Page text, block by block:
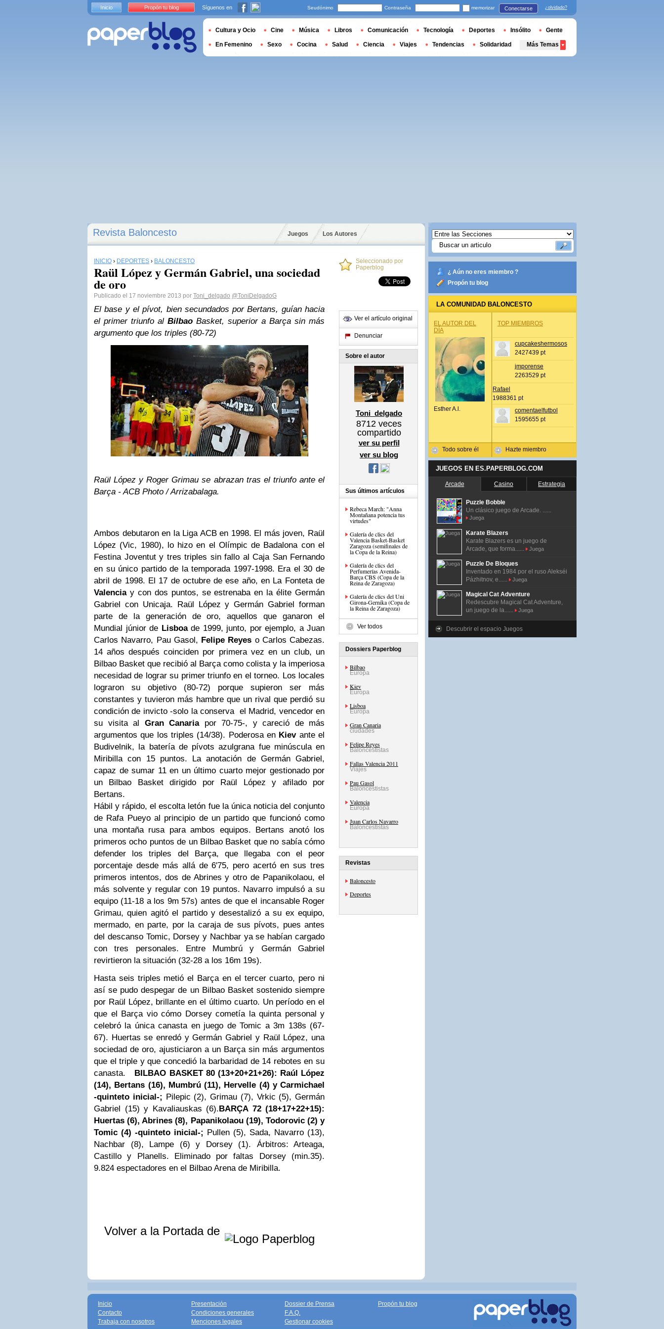
Revista Baloncesto Juegos Los Autores
INICIO › DEPORTES › BALONCESTO
Raül López y Germán Gabriel, una sociedad
de oro
Publicado el 17 noviembre 2013 por Toni_delgado @ToniDelgadoG
El base y el pívot, bien secundados por Bertans, guían hacia
el primer triunfo al Bilbao Basket, superior a Barça sin más
argumento que los triples (80-72)
Raül López y Roger Grimau se abrazan tras el triunfo ante el
Barça - ACB Photo / Arrizabalaga.
Ambos debutaron en la Liga ACB en 1998. El más joven, Raül
López (Vic, 1980), lo hizo en el Olímpic de Badalona con el
Festina Joventut y tres triples sin fallo al Caja San Fernando
en su único partido de la temporada 1997-1998. Era el 30 de
abril de 1998. El 17 de octubre de ese año, en La Fonteta de
Valenciay con dos puntos, se estrenaba en la élite Germán
Gabriel con Unicaja. Raül López y Germán Gabriel forman
parte de la generación de oro, aquellos que ganaron el
Mundial júnior de Lisboade 1999, junto, por ejemplo, aJuan
Carlos Navarro, Pau Gasol, Felipe Reyes o Carlos Cabezas.
14 años después coinciden por primera vez en un club, un
Bilbao Basket que recibió al Barça como colista y la imperiosa
necesidad de lograr su primer triunfo en el torneo. Los locales
lograron su objetivo (80-72) porque supieron ser más
constantes y tuvieron más hambre que un rival que perdió su
condición de invicto -solo la conserva el Madrid, vencedor en
su visita al Gran Canariapor 70-75-, y careció de más
argumentos que los triples (14/38). Poderosa en Kievante el
Budivelnik, la batería de pívots azulgrana fue minúscula en
Miribilla con 15 puntos. La anotación de Germán Gabriel,
capaz de sumar 11 en un último cuarto mejor gestionado por
un Bilbao Basket dirigido por Raül López y afilado por
Bertans.
Hábil y rápido, el escolta letón fue la única noticia del conjunto
de Rafa Pueyo al principio de un partido que funcionó como
una montaña rusa para ambos equipos. Bertans anotó los
primeros ocho puntos de un Bilbao Basket que no sabía cómo
defender los triples del Barça, que llegaba con el peor
porcentaje desde más allá de 6'75, pero acertó en sus tres
primeros intentos, dos de Abrines y otro de Papanikolaou, el
más solvente y regular con 19 puntos. Navarro impulsó a su
equipo (11-18 a los 9m 57s) antes de que el incansable Roger
Grimau, quien agitó el partido y desestalizó a su ex equipo,
mermado, en parte, por la caraja de sus pívots, pues antes
del descanso Tomic, Dorsey y Nachbar ya se habían cargado
con tres personales. Entre Mumbrú y Germán Gabriel
revirtieron la situación (32-28 a los 16m 19s).
Hasta seis triples metió el Barça en el tercer cuarto, pero ni
así se pudo despegar de un Bilbao Basket sostenido siempre
por Raül López, brillante en el último cuarto. Un período en el
que el Barça vio cómo Dorsey cometía la quinta personal y
celebró la única canasta en juego de Tomic a 3m 138s (67-
67). Huertas se enredó y Germán Gabriel y Raül López, una
sociedad de oro, ajusticiaron a un Barça sin más argumentos
que el triple y que concedió la barbaridad de 14 rebotes en su
canasta. BILBAO BASKET 80 (13+20+21+26): Raúl López
(14), Bertans (16), Mumbrú (11), Hervelle (4) y Carmichael
-quinteto inicial-; Pilepic (2), Grimau (7), Vrkic (5), Germán
Gabriel (15) y Kavaliauskas (6).BARÇA 72 (18+17+22+15):
Huertas (6), Abrines (8), Papanikolaou (19), Todorovic (2) y
Tomic (4) -quinteto inicial-; Pullen (5), Sada, Navarro (13),
Nachbar (8), Lampe (6) y Dorsey (1). Árbitros: Arteaga,
Castillo y Planells. Eliminado por faltas Dorsey (min.35).
9.824 espectadores en el Bilbao Arena de Miribilla.
Volver a la Portada de
Seleccionado por
Paperblog
Ver el artículo original
Denunciar
Sobre el autor
Toni_delgado
8712 veces
compartido
ver su perfil
ver su blog
Sus últimos artículos
Rebeca March: "Anna
Montañana potencia tus
virtudes"
Galería de clics del
Valencia Basket-Basket
Zaragoza (semifinales de
la Copa de la Reina)
Galería de clics del
Perfumerías Avenida-
Barça CBS (Copa de la
Reina de Zaragoza)
Galería de clics del Uni
Girona-Gernika (Copa de
la Reina de Zaragoza)
Ver todos
Dossiers Paperblog
Bilbao
Europa
Kiev
Europa
Lisboa
Europa
Gran Canaria
ciudades
Felipe Reyes
Baloncestistas
Fallas Valencia 2011
Viajes
Pau Gasol
Baloncestistas
Valencia
Europa
Juan Carlos Navarro
Baloncestistas
Revistas
Baloncesto
Deportes
¿ Aún no eres miembro ?
Propón tu blog
LA COMUNIDAD BALONCESTO
EL AUTOR DEL
DÍA
Esther A.l.
Todo sobre él
TOP MIEMBROS
cupcakeshermosos
2427439 pt
jmporense
2263529 pt
Rafael
1988361 pt
comentaelfutbol
1595655 pt
Hazte miembro
JUEGOS EN ES.PAPERBLOG.COM
Arcade Casino Estrategia
Puzzle Bobble
Un clásico juego de Arcade. ......
Juega
Karate Blazers
Karate Blazers es un juego de
Arcade, que forma......
Juega
Puzzle De Bloques
Inventado en 1984 por el ruso Alekséi
Pázhitnov, e......
Juega
Magical Cat Adventure
Redescubre Magical Cat Adventure,
un juego de la......
Juega
Descubrir el espacio Juegos
Inicio Propón tu blog Síguenos en Seudónimo Contraseña memorizar Conectarse ¿olvidado?
Cultura y Ocio Cine Música Libros Comunicación Tecnología Deportes Insólito Gente
En Femenino Sexo Cocina Salud Ciencia Viajes Tendencias Solidaridad Más Temas
Inicio
Contacto
Trabaja con nosotros
Presentación
Condiciones generales
Menciones legales
Dossier de Prensa
F.A.Q.
Gestionar cookies
Propón tu blog